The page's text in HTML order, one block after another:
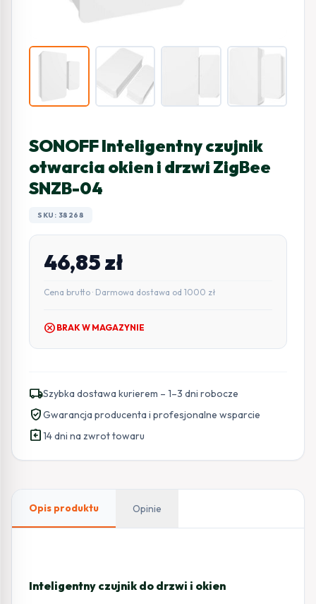
SONOFF Inteligentny czujnik
otwarcia okien i drzwi ZigBee
SNZB-04
SKU: 38268
46,85zł
Cena brutto · Darmowa dostawa od 1000 zł
cancel BRAK W MAGAZYNIE
local_shippingSzybka dostawa kurierem – 1–3 dni robocze
verified_userGwarancja producenta i profesjonalne wsparcie
assignment_return14 dni na zwrot towaru
Opis produktu Opinie
Inteligentny czujnik do drzwi i okien